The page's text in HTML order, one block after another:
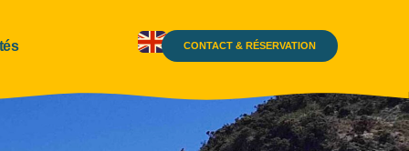
CONTACT & RÉSERVATION